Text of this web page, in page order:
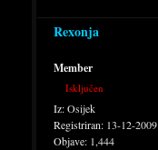
Rexonja
Member
Isključen
Iz:Osijek
Registriran: 13-12-2009
Objave: 1,444